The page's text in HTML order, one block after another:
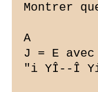
Montrer
A
J = E
"i YÎ--Î